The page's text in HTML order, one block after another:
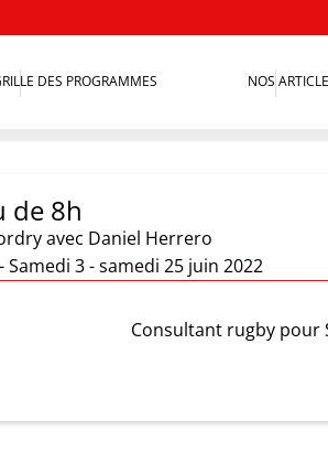
DES PROGRAMMES NOS
de 8h
avec Daniel Herrero
Samedi 3 - samedi 25 juin 2022
Consultant rugby pour